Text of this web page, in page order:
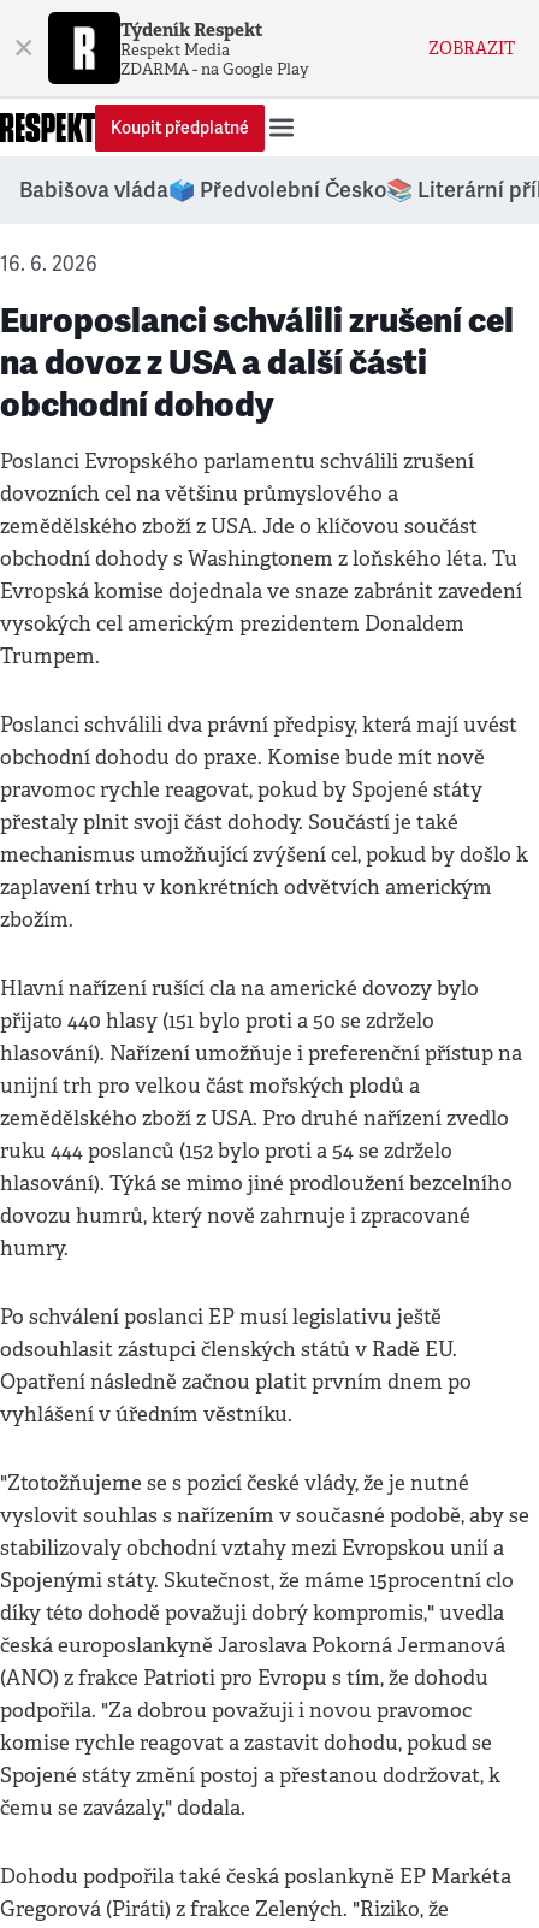
× Týdeník Respekt
Respekt Media
ZDARMA - na Google Play
ZOBRAZIT
Koupit předplatné
Babišova vláda🗳️ Předvolební Česko📚 Literární
16. 6. 2026
Europoslanci schválili zrušení cel
na dovoz z USA a další části
obchodní dohody
Poslanci Evropského parlamentu schválili zrušení
dovozních cel na většinu průmyslového a
zemědělského zboží z USA. Jde o klíčovou součást
obchodní dohody s Washingtonem z loňského léta. Tu
Evropská komise dojednala ve snaze zabránit zavedení
vysokých cel americkým prezidentem Donaldem
Trumpem.
Poslanci schválili dva právní předpisy, která mají uvést
obchodní dohodu do praxe. Komise bude mít nově
pravomoc rychle reagovat, pokud by Spojené státy
přestaly plnit svoji část dohody. Součástí je také
mechanismus umožňující zvýšení cel, pokud by došlo k
zaplavení trhu v konkrétních odvětvích americkým
zbožím.
Hlavní nařízení rušící cla na americké dovozy bylo
přijato 440 hlasy (151 bylo proti a 50 se zdrželo
hlasování). Nařízení umožňuje i preferenční přístup na
unijní trh pro velkou část mořských plodů a
zemědělského zboží z USA. Pro druhé nařízení zvedlo
ruku 444 poslanců (152 bylo proti a 54 se zdrželo
hlasování). Týká se mimo jiné prodloužení bezcelního
dovozu humrů, který nově zahrnuje i zpracované
humry.
Po schválení poslanci EP musí legislativu ještě
odsouhlasit zástupci členských států v Radě EU.
Opatření následně začnou platit prvním dnem po
vyhlášení v úředním věstníku.
"Ztotožňujeme se s pozicí české vlády, že je nutné
vyslovit souhlas s nařízením v současné podobě, aby se
stabilizovaly obchodní vztahy mezi Evropskou unií a
Spojenými státy. Skutečnost, že máme 15procentní clo
díky této dohodě považuji dobrý kompromis," uvedla
česká europoslankyně Jaroslava Pokorná Jermanová
(ANO) z frakce Patrioti pro Evropu s tím, že dohodu
podpořila. "Za dobrou považuji i novou pravomoc
komise rychle reagovat a zastavit dohodu, pokud se
Spojené státy změní postoj a přestanou dodržovat, k
čemu se zavázaly," dodala.
Dohodu podpořila také česká poslankyně EP Markéta
Gregorová (Piráti) z frakce Zelených. "Riziko, že